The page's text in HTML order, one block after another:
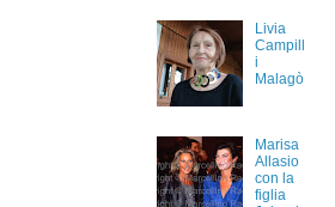
Livia
Campill
i
Malagò
Marisa
Allasio
con la
figlia